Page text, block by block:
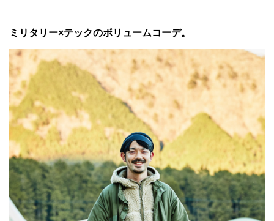
ミリタリー×テックのボリュームコーデ。